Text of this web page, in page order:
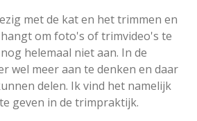
met de kat en het trimmen en
om foto's of trimvideo's te
helemaal niet aan. In de
wel meer aan te denken en daar
delen. Ik vind het namelijk
geven in de trimpraktijk.